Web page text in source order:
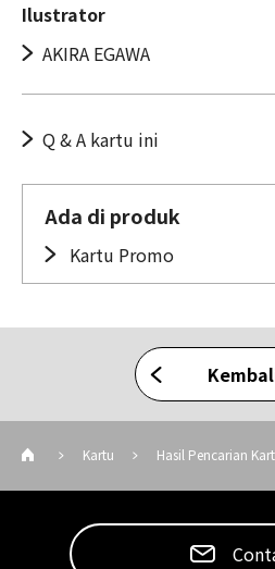
Ilustrator
AKIRA EGAWA
Q & A kartu ini
Ada di produk
Kartu Promo
Kartu Hasil Pencarian